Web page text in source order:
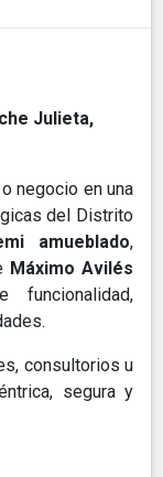
Julieta,
negocio en una
del Distrito
amueblado,
Máximo Avilés
funcionalidad,
consultorios u
segura y